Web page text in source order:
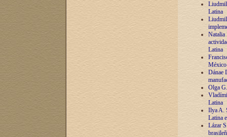
Latina
Natalia
Latina
México
Dánae
Olga
Latina
Ilya A.
Latina
Lázar